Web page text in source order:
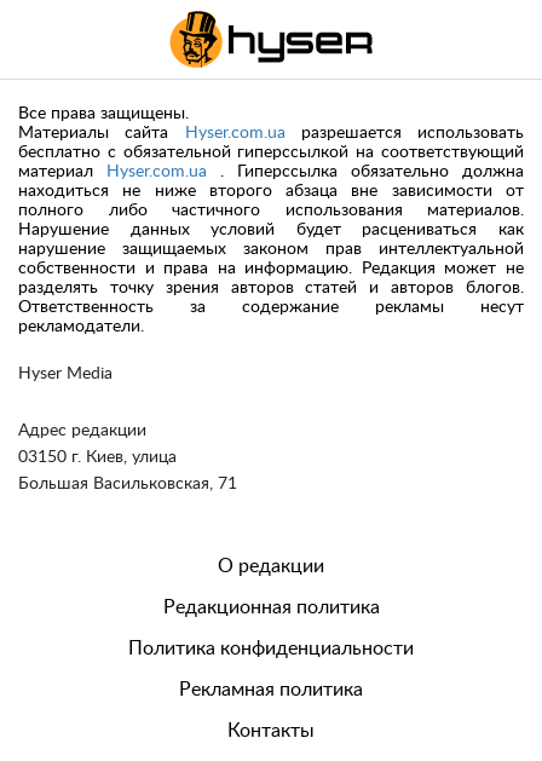
Hyser Media
Адрес редакции
03150 г. Киев, улица
Большая Васильковская, 71
Все права защищены.
Материалы сайта
Hyser.com.ua разрешается использовать
бесплатно с обязательной гиперссылкой на соответствующий
материал
Hyser.com.ua . Гиперссылка обязательно должна
находиться не ниже второго абзаца вне зависимости от
полного либо частичного использования материалов.
Нарушение данных условий будет расцениваться как
нарушение защищаемых законом прав интеллектуальной
собственности и права на информацию. Редакция может не
разделять точку зрения авторов статей и авторов блогов.
Ответственность за содержание рекламы несут
рекламодатели.
О редакции
Редакционная политика
Политика конфиденциальности
Рекламная политика
Контакты